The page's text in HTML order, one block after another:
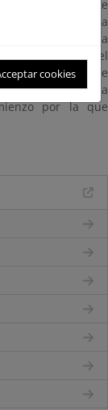
cruce en la parte
más abajo a
nombre, y a la
de partida. En el
los muros que
hacia la
por la que
cookies